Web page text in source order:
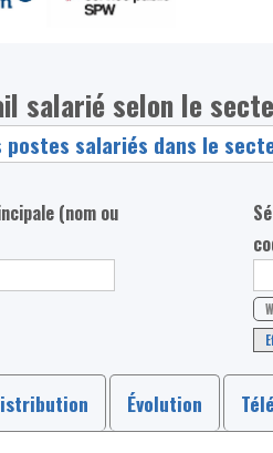
salarié selon le
(nom ou
Évolution